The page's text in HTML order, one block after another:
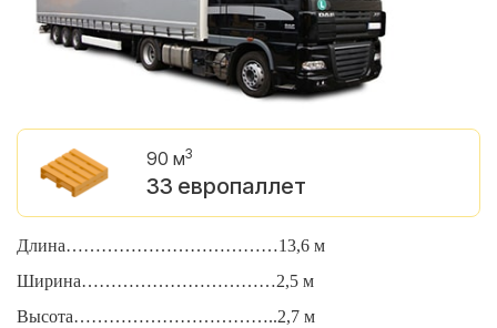
90 м3
33 европаллет
Длина………………………………13,6 м
Ширина……………………………2,5 м
Высота……………………………..2,7 м